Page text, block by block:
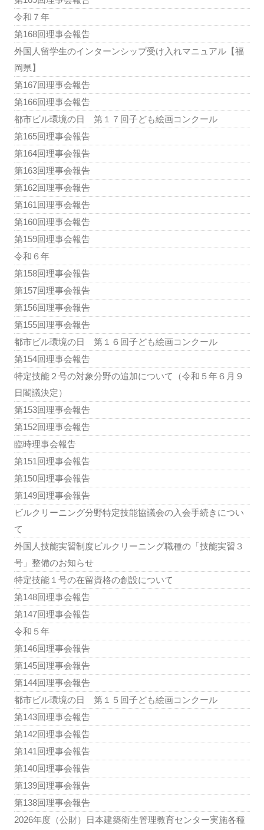
令和７年
第168回理事会報告
外国人留学生のインターンシップ受け入れマニュアル【福
岡県】
第167回理事会報告
第166回理事会報告
都市ビル環境の日 第１７回子ども絵画コンクール
第165回理事会報告
第164回理事会報告
第163回理事会報告
第162回理事会報告
第161回理事会報告
第160回理事会報告
第159回理事会報告
令和６年
第158回理事会報告
第157回理事会報告
第156回理事会報告
第155回理事会報告
都市ビル環境の日 第１６回子ども絵画コンクール
第154回理事会報告
特定技能２号の対象分野の追加について（令和５年６月９
日閣議決定）
第153回理事会報告
第152回理事会報告
臨時理事会報告
第151回理事会報告
第150回理事会報告
第149回理事会報告
ビルクリーニング分野特定技能協議会の入会手続きについ
て
外国人技能実習制度ビルクリーニング職種の「技能実習３
号」整備のお知らせ
特定技能１号の在留資格の創設について
第148回理事会報告
第147回理事会報告
令和５年
第146回理事会報告
第145回理事会報告
第144回理事会報告
都市ビル環境の日 第１５回子ども絵画コンクール
第143回理事会報告
第142回理事会報告
第141回理事会報告
第140回理事会報告
第139回理事会報告
第138回理事会報告
2026年度（公財）日本建築衛生管理教育センター実施各種